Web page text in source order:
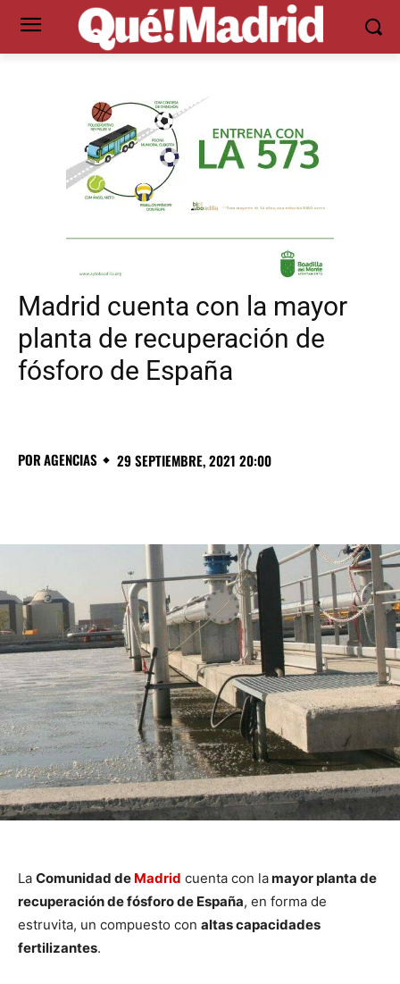
Madrid cuenta con la mayor
planta de recuperación de
fósforo de España
PORAGENCIAS 29 SEPTIEMBRE, 2021 20:00
La Comunidad de Madrid cuenta con lamayor planta de
recuperación de fósforo de España, en forma de
estruvita, un compuesto con altas capacidades
fertilizantes.